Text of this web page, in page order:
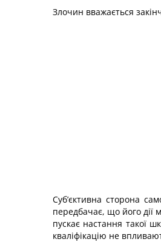
Злочин вважається
Суб’єктивна сторона
передбачає, що його дії
пускає настання такої
квалі­фікацію не